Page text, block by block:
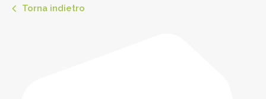
Torna indietro